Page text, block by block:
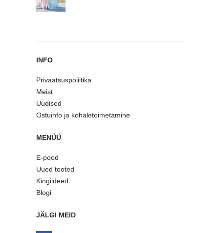
INFO
Privaatsuspoliitika
Meist
Uudised
Ostuinfo ja kohaletoimetamine
MENÜÜ
E-pood
Uued tooted
Kingiideed
Blogi
JÄLGI MEID